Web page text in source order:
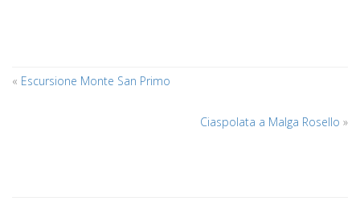
« Escursione Monte San Primo
Ciaspolata a Malga Rosello »